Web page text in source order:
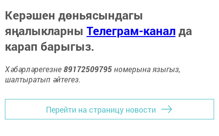
Керәшен дөньясындагы
яңалыкларны Телеграм-каналда
карап барыгыз.
Хәбәрләрегезне89172509795номерына языгыз,
шалтыратып әйтегез.
Перейти на страницу новости